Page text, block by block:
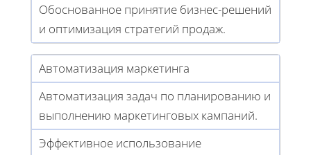
Обоснованное принятие бизнес-решений
и оптимизация стратегий продаж.
Автоматизация маркетинга
Автоматизация задач по планированию и
выполнению маркетинговых кампаний.
Эффективное использование